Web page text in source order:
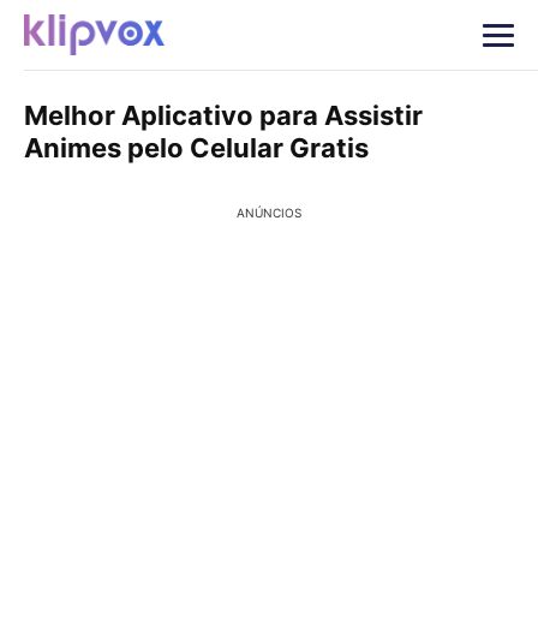
Melhor Aplicativo para Assistir
Animes pelo Celular Gratis
ANÚNCIOS